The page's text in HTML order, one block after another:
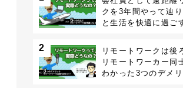
クを3年間やって辿
と生活を快適に過ご
2
リモートワークは後
リモートワーカー同
わかった3つのデメリ